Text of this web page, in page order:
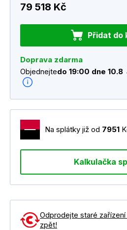
79 518 Kč
Přidat do
Doprava zdarma
Objednejtedo 19:00 dne 10.8
Na splátky již od 7951
Kalkulačka
Odprodejte staré
zpět!